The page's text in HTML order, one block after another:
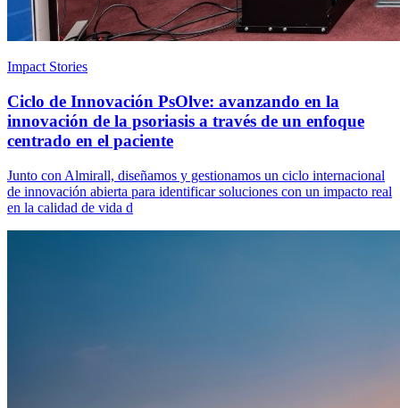
Impact Stories
Ciclo de Innovación PsOlve: avanzando en la
innovación de la psoriasis a través de un enfoque
centrado en el paciente
Junto con Almirall, diseñamos y gestionamos un ciclo internacional
de innovación abierta para identificar soluciones con un impacto real
en la calidad de vida d